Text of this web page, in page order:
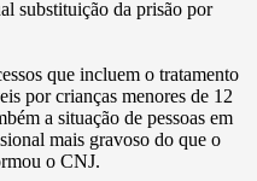
substituição da prisão por
que incluem o tratamento
por crianças menores de 12
a situação de pessoas em
mais gravoso do que o
o CNJ.